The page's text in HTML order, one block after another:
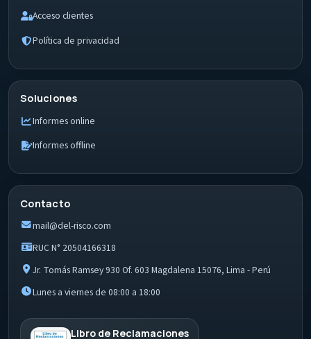
Acceso clientes
Política de privacidad
Soluciones
Informes online
Informes offline
Contacto
mail@del-risco.com
RUC N° 20504166318
Jr. Tomás Ramsey 930 Of. 603 Magdalena 15076, Lima - Perú
Lunes a viernes de 08:00 a 18:00
Libro de Reclamaciones